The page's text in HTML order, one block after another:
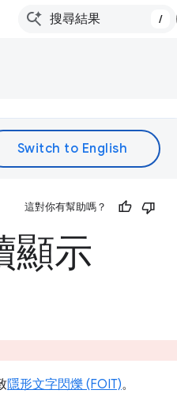
/
這對你有幫助嗎？
顯示
隱形文字閃爍 (FOIT)。